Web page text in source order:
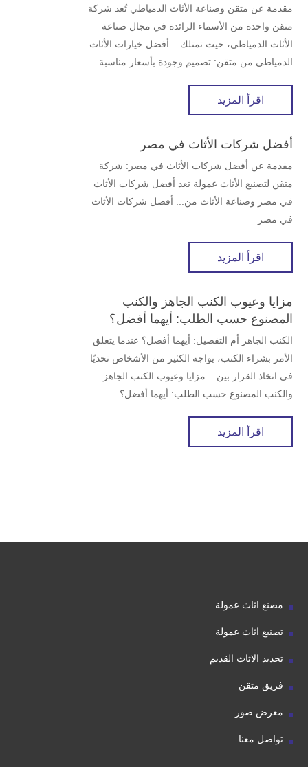
مقدمة عن متقن وصناعة الأثاث الدمياطي تُعد شركة
متقن واحدة من الأسماء الرائدة في مجال صناعة
الأثاث الدمياطي، حيث تمتلك... أفضل خيارات الأثاث
الدمياطي من متقن: تصميم وجودة بأسعار مناسبة
اقرأ المزيد
أفضل شركات الأثاث في مصر
مقدمة عن أفضل شركات الأثاث في مصر: شركة
متقن لتصنيع الأثاث عمولة تعد أفضل شركات الأثاث
في مصر وصناعة الأثاث من... أفضل شركات الأثاث
في مصر
اقرأ المزيد
مزايا وعيوب الكنب الجاهز والكنب
المصنوع حسب الطلب: أيهما أفضل؟
الكنب الجاهز أم التفصيل: أيهما أفضل؟ عندما يتعلق
الأمر بشراء الكنب، يواجه الكثير من الأشخاص تحديًا
في اتخاذ القرار بين... مزايا وعيوب الكنب الجاهز
والكنب المصنوع حسب الطلب: أيهما أفضل؟
اقرأ المزيد
مصنع اثاث عمولة
تصنيع اثاث عمولة
تجديد الاثاث القديم
فريق متقن
معرض صور
تواصل معنا